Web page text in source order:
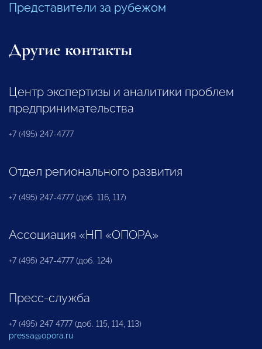
Представители за рубежом
Другие контакты
Центр экспертизы и аналитики проблем
предпринимательства
+7 (495) 247-4777
Отдел регионального развития
+7 (495) 247-4777 (доб. 116, 117)
Ассоциация «НП «ОПОРА»
+7 (495) 247-4777 (доб. 124)
Пресс-служба
+7 (495) 247 4777 (доб. 115, 114, 113)
pressa@opora.ru